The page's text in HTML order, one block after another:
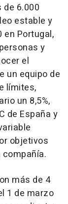
de 6.000
estable y
en Portugal,
y
el
un equipo de
límites,
un 8,5%,
de España y
objetivos
más de 4
1 de marzo